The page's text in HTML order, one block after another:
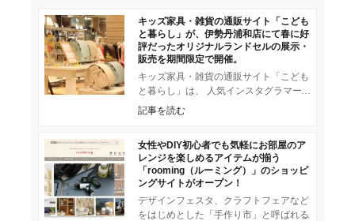
キッズ家具・雑貨の通販サイト「こども
と暮らし」が、伊勢丹浦和店にて春に好
評だったオリジナルランドセルの展示・
販売を期間限定で開催。
キッズ家具・雑貨の通販サイト「こども
と暮らし」は、 人気インスタグラマー
きなこさんとコラボしたオリジナルラン
記事を読む
女性やDIY初心者でも気軽にお部屋のア
レンジを楽しめるアイテムが揃う
「rooming（ルーミング）」のショッピ
ングサイトがオープン！
デザインフェスタ、クラフトフェアなど
をはじめとした「手作り市」と呼ばれる